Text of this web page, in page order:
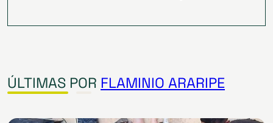
ÚLTIMAS POR FLAMINIO ARARIPE